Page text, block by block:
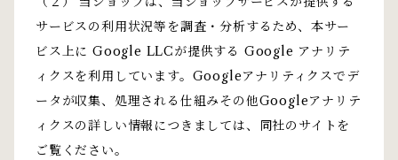
サービスの利用状況等を調査・分析するため、本サー
ビス上に Google LLCが提供する Google アナリテ
ィクスを利用しています。Googleアナリティクスでデ
ータが収集、処理される仕組みその他Googleアナリテ
ィクスの詳しい情報につきましては、同社のサイトを
ご覧ください。